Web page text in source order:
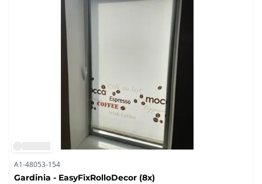
A1-48053-154
Gardinia - EasyFixRolloDecor (8x)